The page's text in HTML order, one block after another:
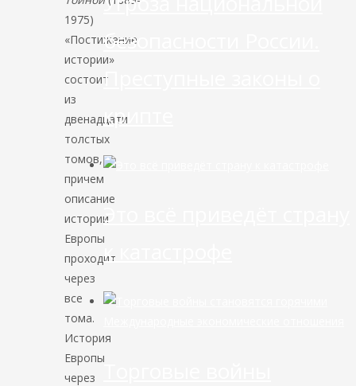
1975)
«Постижение
истории»
состоит
из
двенадцати
толстых
томов,
причем
описание
истории
Европы
проходит
через
все
тома.
История
Европы
через
безопасности России.
Преступные законы о
крипте
Это всё приведёт страну
к катастрофе
Торговые войны